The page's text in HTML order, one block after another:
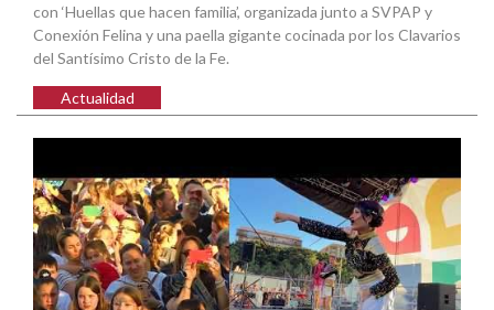
con ‘Huellas que hacen familia’, organizada junto a SVPAP y
Conexión Felina y una paella gigante cocinada por los Clavarios
del Santísimo Cristo de la Fe.
Actualidad